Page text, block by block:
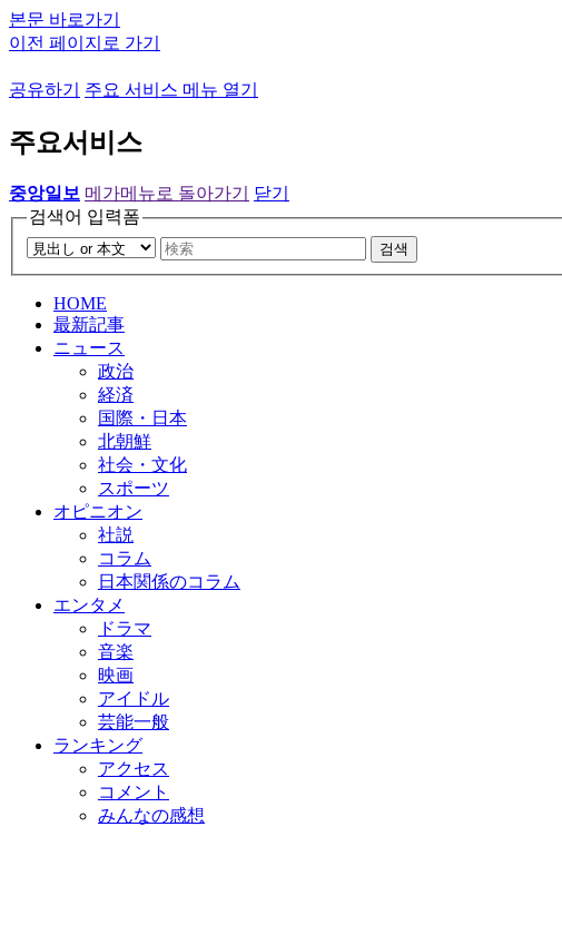
본문 바로가기
이전 페이지로 가기
공유하기 주요 서비스 메뉴 열기
주요서비스
중앙일보 메가메뉴로 돌아가기
닫기
검색어 입력폼
검색
HOME
最新記事
ニュース
政治
経済
国際・日本
北朝鮮
社会・文化
スポーツ
オピニオン
社説
コラム
日本関係のコラム
エンタメ
ドラマ
音楽
映画
アイドル
芸能一般
ランキング
アクセス
コメント
みんなの感想